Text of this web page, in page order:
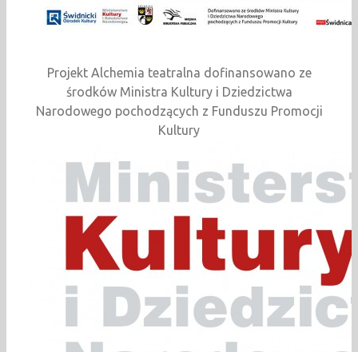
Projekt Alchemia teatralna dofinansowano ze
środków Ministra Kultury i Dziedzictwa
Narodowego pochodzących z Funduszu Promocji
Kultury